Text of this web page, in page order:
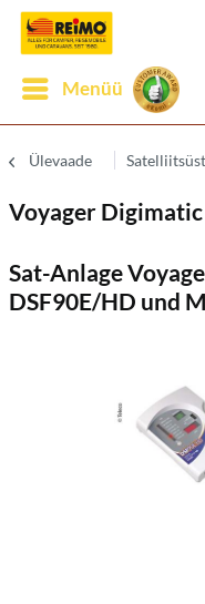
Menüü
Ülevaade
Voyager
Sat-Anlage
DSF90E/HD und